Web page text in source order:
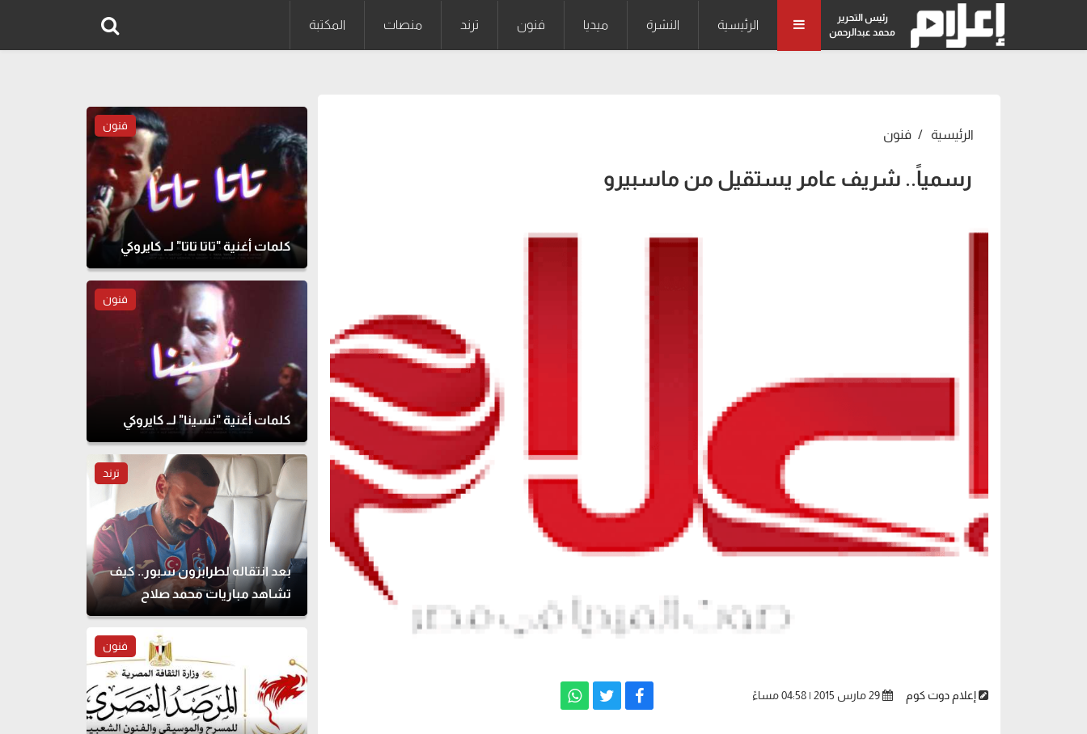
رئيس التحرير
محمد عبدالرحمن
الرئيسية النشرة ميديا فنون ترند منصات المكتبة
الرئيسية فنون
رسمياً.. شريف عامر يستقيل من ماسبيرو
إعلام دوت كوم
فنون
كلمات أغنية "تاتا تاتا" لــ كايروكي
فنون
كلمات أغنية "نسينا" لــ كايروكي
ترند
بعد انتقاله لطرابزون سبور.. كيف
تشاهد مباريات محمد صلاح
بالدوري التركي؟
فنون